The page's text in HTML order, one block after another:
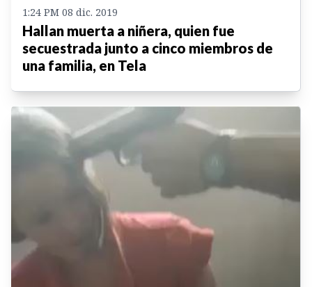
1:24 PM 08 dic. 2019
Hallan muerta a niñera, quien fue
secuestrada junto a cinco miembros de
una familia, en Tela